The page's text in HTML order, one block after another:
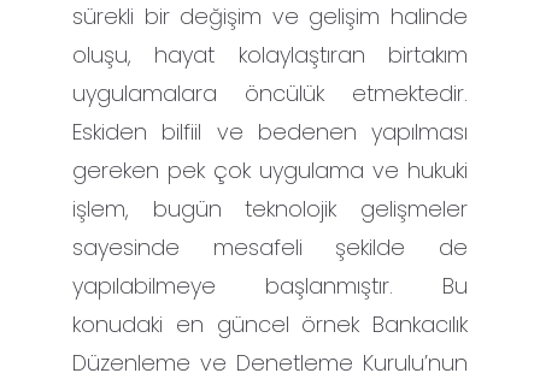
sürekli bir değişim ve gelişim halinde
oluşu, hayat kolaylaştıran birtakım
uygulamalara öncülük etmektedir.
Eskiden bilfiil ve bedenen yapılması
gereken pek çok uygulama ve hukuki
işlem, bugün teknolojik gelişmeler
sayesinde mesafeli şekilde de
yapılabilmeye başlanmıştır. Bu
konudaki en güncel örnek Bankacılık
Düzenleme ve Denetleme Kurulu’nun